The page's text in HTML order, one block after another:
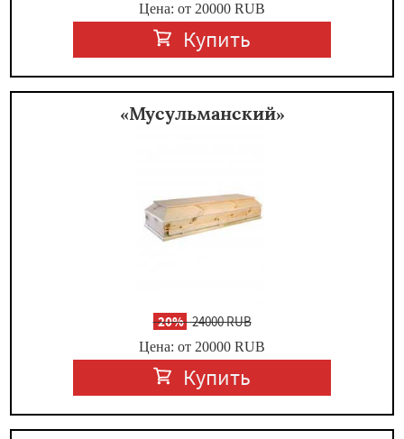
Цена: от 20000 RUB
Купить
«Мусульманский»
-20%24000 RUB
Цена: от 20000 RUB
Купить